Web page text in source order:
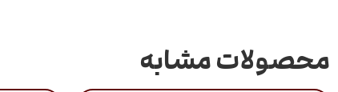
محصولات مشابه